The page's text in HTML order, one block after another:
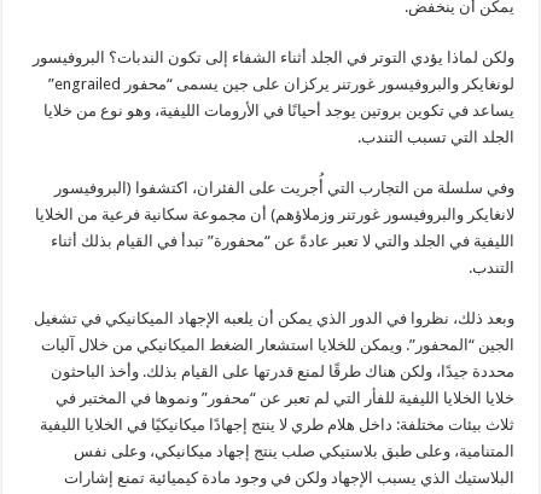
يمكن أن ينخفض.
ولكن لماذا يؤدي التوتر في الجلد أثناء الشفاء إلى تكون الندبات؟ البروفيسور
لونغايكر والبروفيسور غورتنر يركزان على جين يسمى “محفور engrailed”
يساعد في تكوين بروتين يوجد أحيانًا في الأرومات الليفية، وهو نوع من خلايا
الجلد التي تسبب التندب.
وفي سلسلة من التجارب التي أُجريت على الفئران، اكتشفوا (البروفيسور
لانغايكر والبروفيسور غورتنر وزملاؤهم) أن مجموعة سكانية فرعية من الخلايا
الليفية في الجلد والتي لا تعبر عادةً عن “محفورة” تبدأ في القيام بذلك أثناء
التندب.
وبعد ذلك، نظروا في الدور الذي يمكن أن يلعبه الإجهاد الميكانيكي في تشغيل
الجين “المحفور”. ويمكن للخلايا استشعار الضغط الميكانيكي من خلال آليات
محددة جيدًا، ولكن هناك طرقًا لمنع قدرتها على القيام بذلك. وأخذ الباحثون
خلايا الخلايا الليفية للفأر التي لم تعبر عن “محفور” ونموها في المختبر في
ثلاث بيئات مختلفة: داخل هلام طري لا ينتج إجهادًا ميكانيكيًا في الخلايا الليفية
المتنامية، وعلى طبق بلاستيكي صلب ينتج إجهاد ميكانيكي، وعلى نفس
البلاستيك الذي يسبب الإجهاد ولكن في وجود مادة كيميائية تمنع إشارات